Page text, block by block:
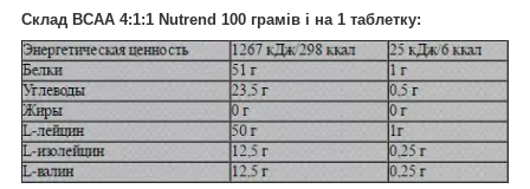
Склад BCAA 4:1:1 Nutrend 100 грамів і на 1 таблетку: